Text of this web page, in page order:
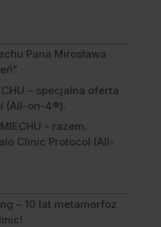
Pana Mirosława
– specjalna oferta
(All-on-4®).
- razem.
Clinic Protocol (All-
– 10 lat metamorfoz